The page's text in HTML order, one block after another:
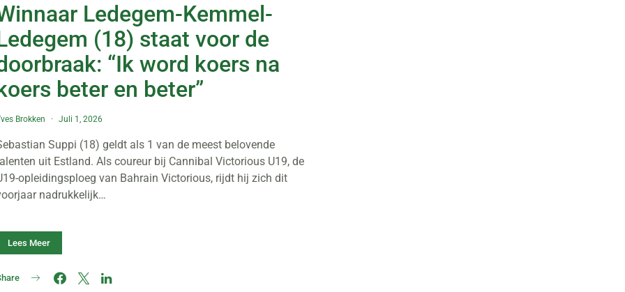
Ledegem-Kemmel-
(18) staat voor de
“Ik word koers na
beter en beter”
Brokken Juli 1, 2026
Suppi (18) geldt als 1 van de meest belovende
uit Estland. Als coureur bij Cannibal Victorious U19, de
opleidingsploeg van Bahrain Victorious, rijdt hij zich dit
nadrukkelijk…
Lees Meer